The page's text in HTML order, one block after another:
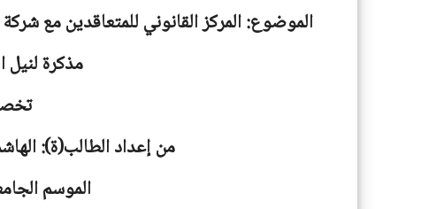
الموضوع: المركز القانوني للمتعاقدين مع
مذكرة لنيل
من إعداد الطالب(ة):
الموسم الجامعية: